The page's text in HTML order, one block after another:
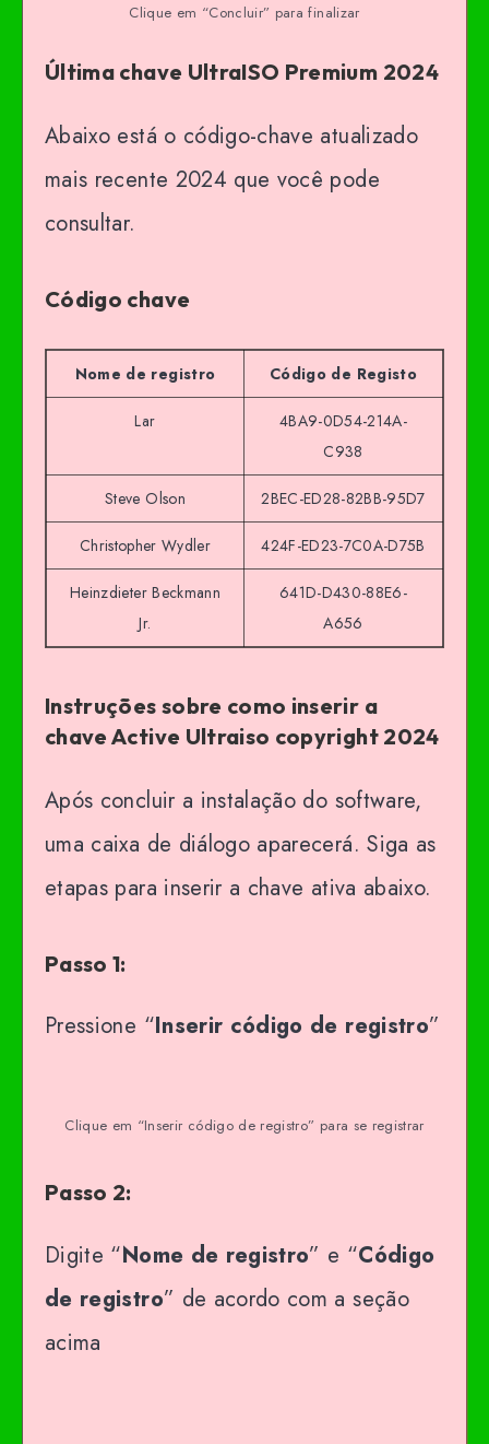
Clique em “Concluir” para finalizar
Última chave UltraISO Premium 2024
Abaixo está o código-chave atualizado
mais recente 2024 que você pode
consultar.
Código chave
Nome de registro Código de Registo
Lar
4BA9-0D54-214A-
C938
Steve Olson 2BEC-ED28-82BB-95D7
Christopher Wydler 424F-ED23-7C0A-D75B
Heinzdieter Beckmann
Jr.
641D-D430-88E6-
A656
Instruções sobre como inserir a
chave Active Ultraiso copyright 2024
Após concluir a instalação do software,
uma caixa de diálogo aparecerá. Siga as
etapas para inserir a chave ativa abaixo.
Passo 1:
Pressione “Inserir código de registro”
Clique em “Inserir código de registro” para se registrar
Passo 2:
Digite “Nome de registro” e “Código
de registro” de acordo com a seção
acima